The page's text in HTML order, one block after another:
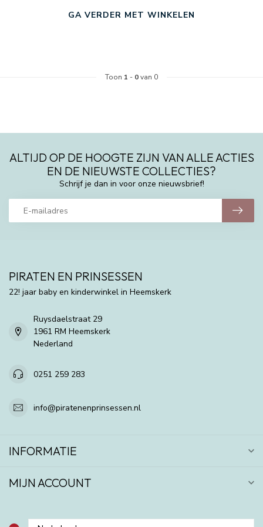
GA VERDER MET WINKELEN
Toon 1 - 0van 0
ALTIJD OP DE HOOGTE ZIJN VAN ALLE ACTIES
EN DE NIEUWSTE COLLECTIES?
Schrijf je dan in voor onze nieuwsbrief!
PIRATEN EN PRINSESSEN
22! jaar baby en kinderwinkel in Heemskerk
Ruysdaelstraat 29
1961 RM Heemskerk
Nederland
0251 259 283
info@piratenenprinsessen.nl
INFORMATIE
MIJN ACCOUNT